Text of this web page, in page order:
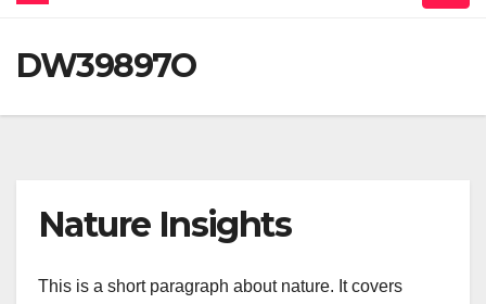
DW39897O
Nature Insights
This is a short paragraph about nature. It covers